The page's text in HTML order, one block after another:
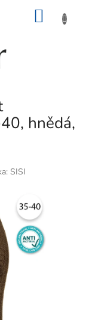
hnědá,
SISI